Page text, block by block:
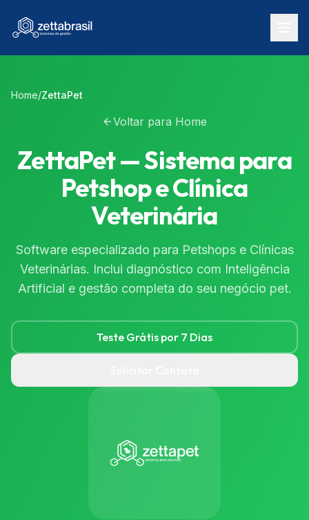
Home/ZettaPet
Voltar para Home
ZettaPet—Sistema para
Petshop e Clínica
Veterinária
Software especializado para Petshops e Clínicas
Veterinárias. Inclui diagnóstico com Inteligência
Artificial e gestão completa do seu negócio pet.
Teste Grátis por 7 Dias